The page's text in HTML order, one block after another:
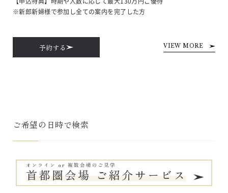
※新郎新婦様で参加し全ての案内を完了した方
予約する VIEW MORE
ご希望の日時で検索